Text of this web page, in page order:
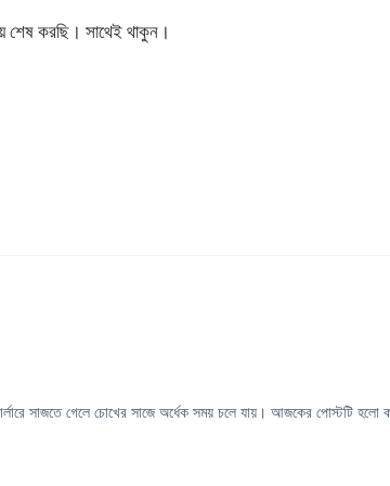
শেষ করছি। সাথেই থাকুন।
সাজতে গেলে চোখের সাজে অর্ধেক সময় চলে যায়। আজকের পোস্টটি হলো